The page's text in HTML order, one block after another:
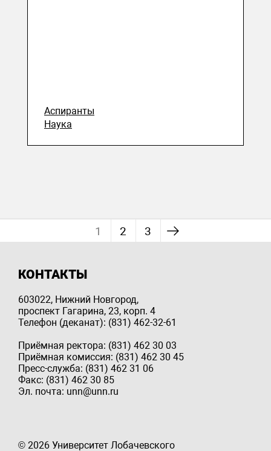
Аспиранты
Наука
1 2 3
КОНТАКТЫ
603022, Нижний Новгород,
проспект Гагарина, 23, корп. 4
Телефон (деканат): (831) 462-32-61
Приёмная ректора: (831) 462 30 03
Приёмная комиссия: (831) 462 30 45
Пресс-служба: (831) 462 31 06
Факс: (831) 462 30 85
Эл. почта: unn@unn.ru
© 2026 Университет Лобачевского